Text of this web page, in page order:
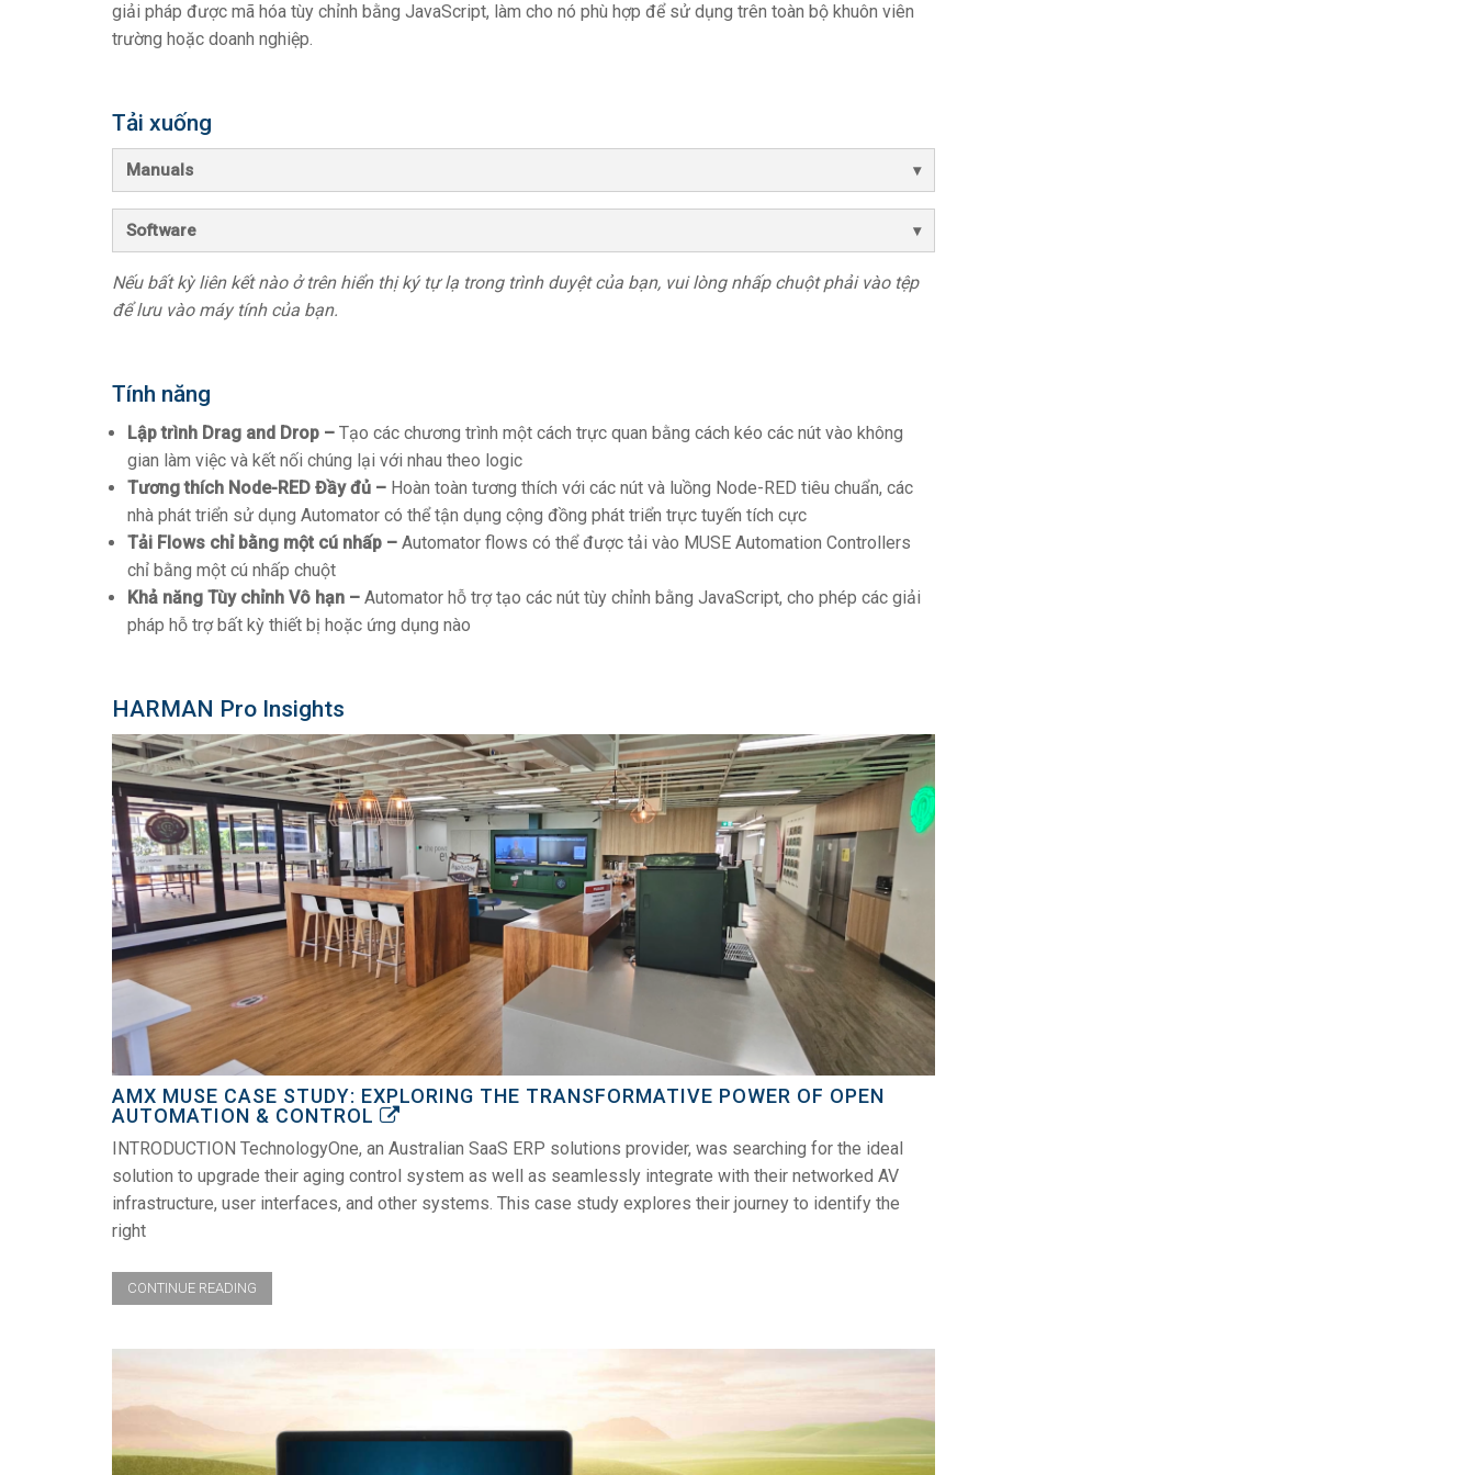
giải pháp được mã hóa tùy chỉnh bằng JavaScript, làm cho nó phù hợp để sử dụng trên toàn bộ khuôn viên
trường hoặc doanh nghiệp.
Tải xuống
Manuals
Software
Nếu bất kỳ liên kết nào ở trên hiển thị ký tự lạ trong trình duyệt của bạn, vui lòng nhấp chuột phải vào tệp
để lưu vào máy tính của bạn.
Tính năng
Lập trình Drag and Drop – Tạo các chương trình một cách trực quan bằng cách kéo các nút vào không
gian làm việc và kết nối chúng lại với nhau theo logic
Tương thích Node-RED Đầy đủ – Hoàn toàn tương thích với các nút và luồng Node-RED tiêu chuẩn, các
nhà phát triển sử dụng Automator có thể tận dụng cộng đồng phát triển trực tuyến tích cực
Tải Flows chỉ bằng một cú nhấp – Automator flows có thể được tải vào MUSE Automation Controllers
chỉ bằng một cú nhấp chuột
Khả năng Tùy chỉnh Vô hạn – Automator hỗ trợ tạo các nút tùy chỉnh bằng JavaScript, cho phép các giải
pháp hỗ trợ bất kỳ thiết bị hoặc ứng dụng nào
HARMAN Pro Insights
AMX MUSE CASE STUDY: EXPLORING THE TRANSFORMATIVE POWER OF OPEN
AUTOMATION & CONTROL
INTRODUCTION TechnologyOne, an Australian SaaS ERP solutions provider, was searching for the ideal
solution to upgrade their aging control system as well as seamlessly integrate with their networked AV
infrastructure, user interfaces, and other systems. This case study explores their journey to identify the
right
CONTINUE READING